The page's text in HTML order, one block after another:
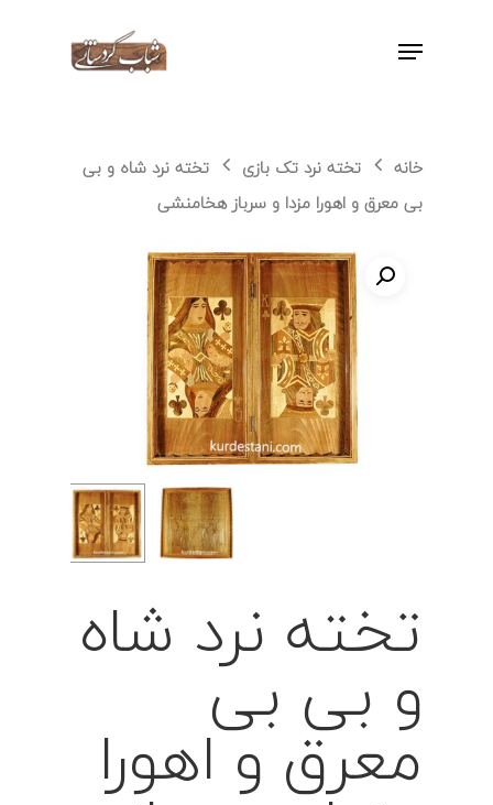
خانه تخته نرد تک بازی
تخته نرد شاه و بی
بی معرق و اهورا مزدا و سرباز هخامنشی
تخته نرد شاه
و بی بی
معرق و اهورا